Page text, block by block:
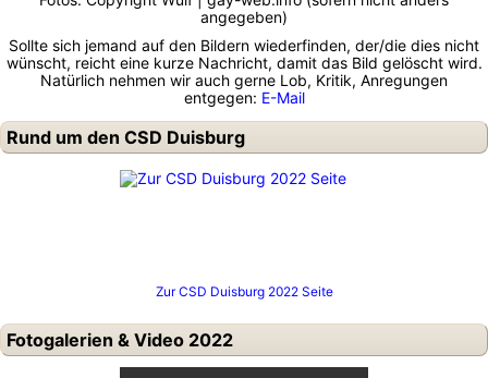
angegeben)
Sollte sich jemand auf den Bildern wiederfinden, der/die dies nicht
wünscht, reicht eine kurze Nachricht, damit das Bild gelöscht wird.
Natürlich nehmen wir auch gerne Lob, Kritik, Anregungen
entgegen: E-Mail
Rund um den CSD Duisburg
Zur CSD Duisburg 2022 Seite
Fotogalerien & Video 2022